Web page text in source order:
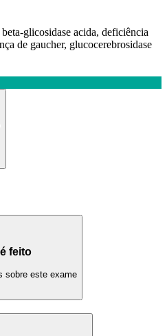
beta-glicosidase acida, deficiência
de gaucher, glucocerebrosidase
feito
sobre este exame